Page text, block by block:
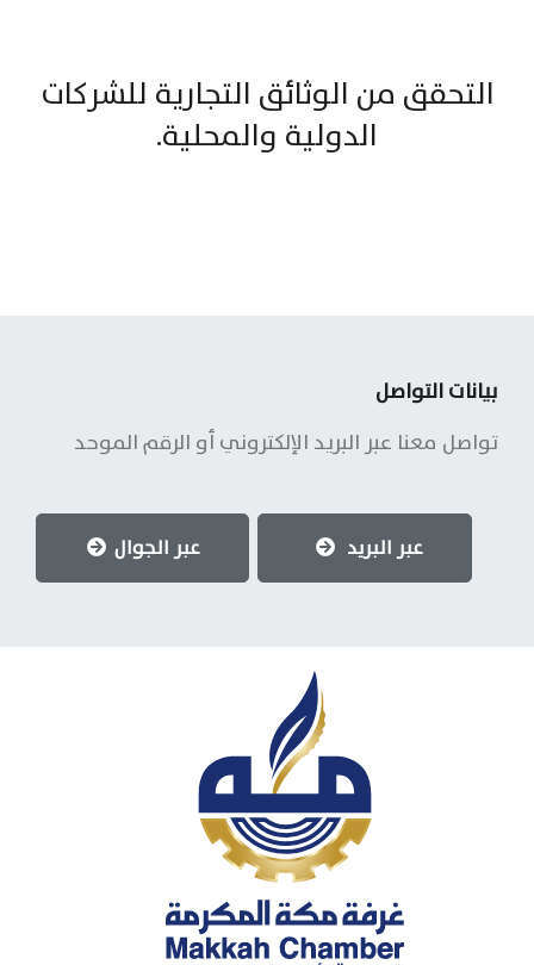
التحقق من الوثائق التجارية للشركات
الدولية والمحلية.
بيانات التواصل
تواصل معنا عبر البريد الإلكتروني أو الرقم الموحد
عبر البريد عبر الجوال